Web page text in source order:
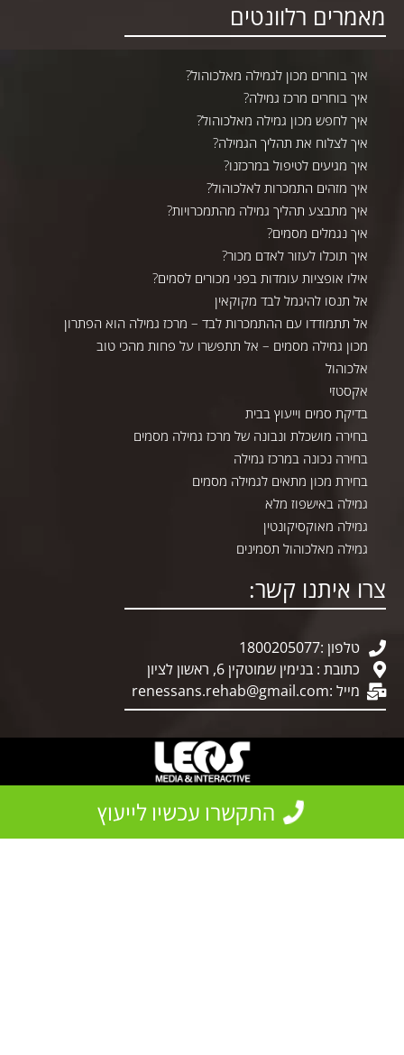
רלוונטים
איך בוחרים מכון לגמילה מאלכוהול?
איך בוחרים מרכז גמילה?
איך לחפש מכון גמילה מאלכוהול?
איך לצלוח את תהליך הגמילה?
איך מגיעים לטיפול במרכזנו?
איך מזהים התמכרות לאלכוהול?
איך מתבצע תהליך גמילה מהתמכרויות?
איך נגמלים מסמים?
איך תוכלו לעזור לאדם מכור?
אילו אופציות עומדות בפני מכורים לסמים?
אל תנסו להיגמל לבד מקוקאין
אל תתמודדו עם ההתמכרות לבד – מרכז גמילה הוא הפתרון
מכון גמילה מסמים – אל תתפשרו על פחות מהכי טוב
אלכוהול
אקסטזי
בדיקת סמים וייעוץ בבית
בחירה מושכלת ונבונה של מרכז גמילה מסמים
בחירה נכונה במרכז גמילה
בחירת מכון מתאים לגמילה מסמים
גמילה באישפוז מלא
גמילה מאוקסיקונטין
גמילה מאלכוהול תסמינים
איתנו קשר:
טלפון :1800205077
כתובת : בנימין שמוטקין 6, ראשון לציון
מייל :renessans.rehab@gmail.com
התקשרו עכשיו לייעוץ